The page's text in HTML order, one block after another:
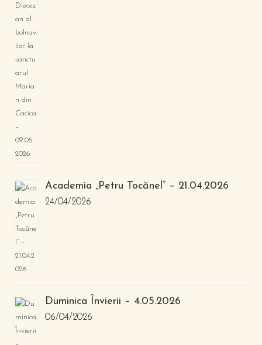
Academia „Petru Tocănel” – 21.04.2026
24/04/2026
Duminica Învierii – 4.05.2026
06/04/2026